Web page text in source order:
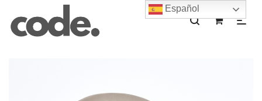
Español